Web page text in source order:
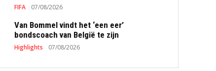
FIFA 07/08/2026
Van Bommel vindt het ‘een eer’
bondscoach van België te zijn
Highlights 07/08/2026